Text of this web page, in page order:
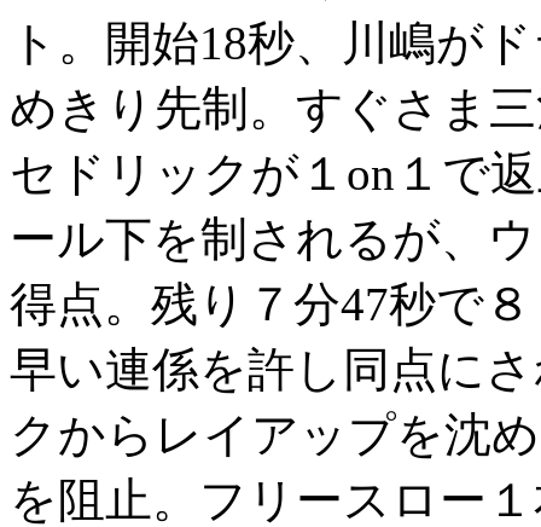
ト。開始18秒、川嶋が
めきり先制。すぐさま
セドリックが１on１で
ール下を制されるが、
得点。残り７分47秒で
早い連係を許し同点に
クからレイアップを沈
を阻止。フリースロー